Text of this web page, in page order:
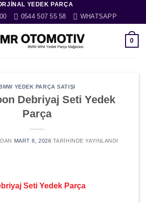
YEDEK PARÇA
0544 507 55 58 WHATSAPP
0
YEDEK PARÇA SATIŞI
Debriyaj Seti Yedek
Parça
MART 8, 2026 TARIHINDE YAYINLANDI
Seti Yedek Parça